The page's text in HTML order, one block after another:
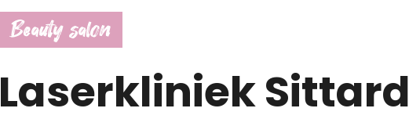
Beauty salon
Laserkliniek Sittard